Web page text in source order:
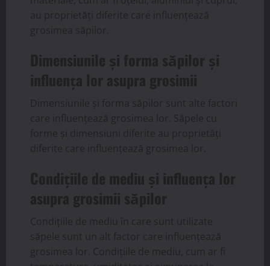
au proprietăți diferite care influențează
grosimea săpilor.
Dimensiunile și forma săpilor și
influența lor asupra grosimii
Dimensiunile și forma săpilor sunt alte factori
care influențează grosimea lor. Săpele cu
forme și dimensiuni diferite au proprietăți
diferite care influențează grosimea lor.
Condițiile de mediu și influența lor
asupra grosimii săpilor
Condițiile de mediu în care sunt utilizate
săpele sunt un alt factor care influențează
grosimea lor. Condițiile de mediu, cum ar fi